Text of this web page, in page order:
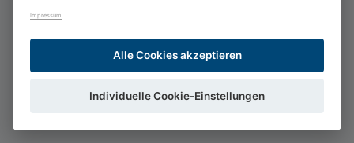
Impressum
Alle Cookies akzeptieren
Individuelle Cookie-Einstellungen